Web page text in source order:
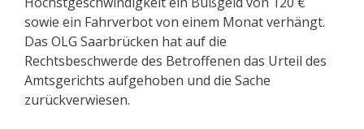
sowie ein Fahrverbot von einem Monat verhängt.
Das OLG Saarbrücken hat auf die
Rechtsbeschwerde des Betroffenen das Urteil des
Amtsgerichts aufgehoben und die Sache
zurückverwiesen.